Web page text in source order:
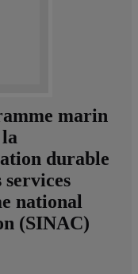
marin
durable
national
(SINAC)